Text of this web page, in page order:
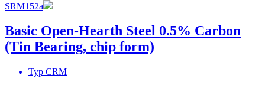
SRM152a
Basic Open-Hearth Steel 0.5% Carbon
(Tin Bearing, chip form)
Typ CRM